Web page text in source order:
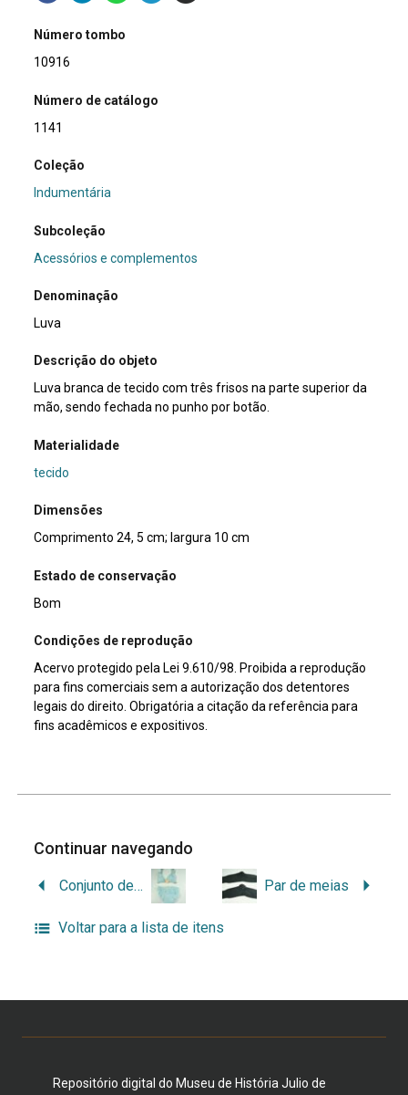
Número tombo
10916
Número de catálogo
1141
Coleção
Indumentária
Subcoleção
Acessórios e complementos
Denominação
Luva
Descrição do objeto
Luva branca de tecido com três frisos na parte superior da
mão, sendo fechada no punho por botão.
Materialidade
tecido
Dimensões
Comprimento 24, 5 cm; largura 10 cm
Estado de conservação
Bom
Condições de reprodução
Acervo protegido pela Lei 9.610/98. Proibida a reprodução
para fins comerciais sem a autorização dos detentores
legais do direito. Obrigatória a citação da referência para
fins acadêmicos e expositivos.
Continuar navegando
Conjunto de calcinha e sutiã Par de meias
Voltar para a lista de itens
Repositório digital do Museu de História Julio de